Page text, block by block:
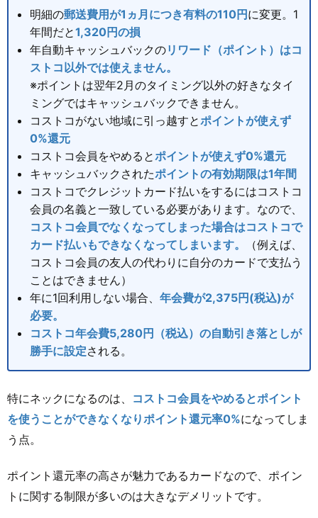
明細の郵送費用が1ヵ月につき有料の110円に変更。1
年間だと1,320円の損
年自動キャッシュバックのリワード（ポイント）はコ
ストコ以外では使えません。
※ポイントは翌年2月のタイミング以外の好きなタイ
ミングではキャッシュバックできません。
コストコがない地域に引っ越すとポイントが使えず
0%還元
コストコ会員をやめるとポイントが使えず0%還元
キャッシュバックされたポイントの有効期限は1年間
コストコでクレジットカード払いをするにはコストコ
会員の名義と一致している必要があります。なので、
コストコ会員でなくなってしまった場合はコストコで
カード払いもできなくなってしまいます。
（例えば、
コストコ会員の友人の代わりに自分のカードで支払う
ことはできません）
年に1回利用しない場合、 年会費が2,375円(税込)が
必要。
コストコ年会費5,280円（税込）の自動引き落としが
勝手に設定される。
特にネックになるのは、 コストコ会員をやめるとポイント
を使うことができなくなりポイント還元率0%になってしま
う点。
ポイント還元率の高さが魅力であるカードなので、ポイン
トに関する制限が多いのは大きなデメリットです。